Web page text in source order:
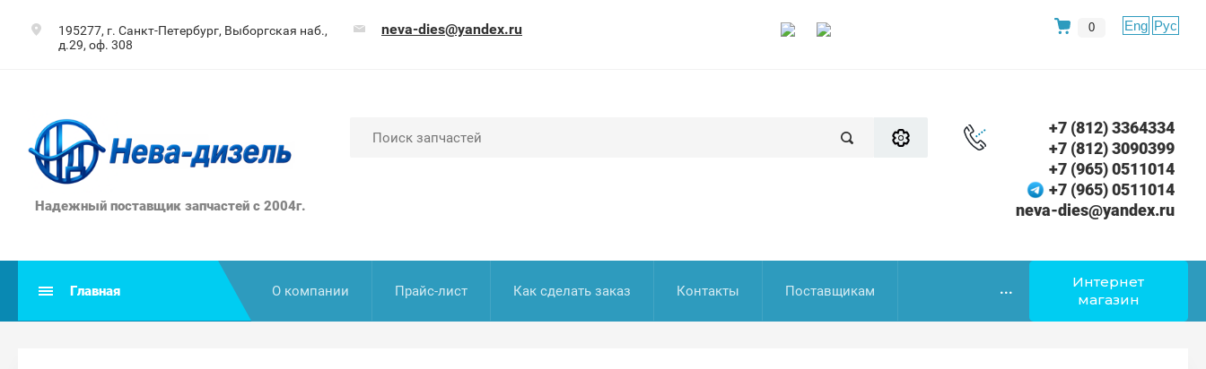
195277, г. Санкт-Петербург, Выборгская наб.,
д.29, оф. 308
neva-dies@yandex.ru 0 Eng Рус
Надежный поставщик запчастей с 2004г.
+7 (812) 3364334
+7 (812) 3090399
+7 (965) 0511014
+7 (965) 0511014
neva-dies@yandex.ru
Главная О компании Прайс-лист Как сделать заказ Контакты Поставщикам ...
Интернет
магазин